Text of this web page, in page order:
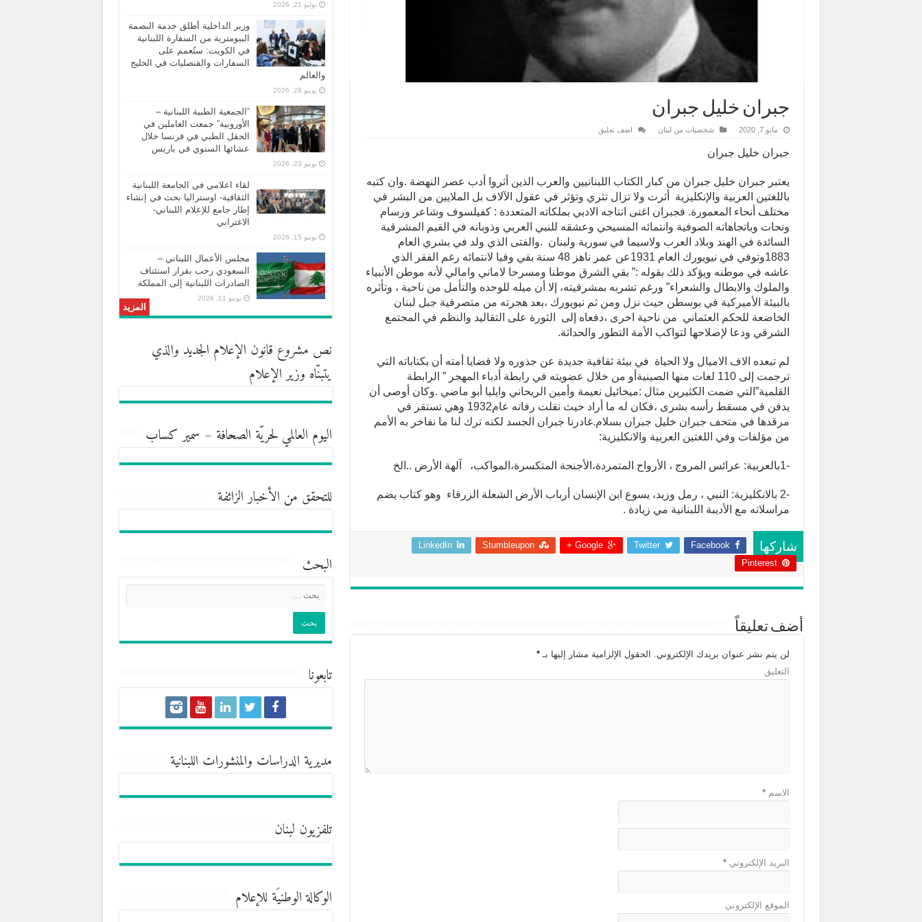
جبران خليل جبران
مايو 7, 2020 شخصيات من لبنان اضف تعليق
جبران خليل جبران
يعتبر جبران خليل جبران من كبار الكتاب اللبنانيين والعرب الذين أثروا أدب عصر النهضة .وان كتبه
باللغتين العربية والإنكليزية أثرت ولا تزال تثري وتؤثر في عقول الآلاف بل الملايين من البشر في
مختلف أنحاء المعمورة. فجبران اغنى انتاجه الادبي بملكاته المتعددة : كفيلسوف وشاعر ورسام
ونحات وباتجاهاته الصوفية وانتمائه المسيحي وعشقه للنبي العربي وذوبانه في القيم المشرقية
السائدة في الهند وبلاد العرب ولاسيما في سورية ولبنان .والفتى الذي ولد في بشري العام
1883وتوفي في نيويورك العام 1931عن عمر ناهز 48 سنة بقي وفيا لانتمائه رغم الفقر الذي
عاشه في موطنه ويؤكد ذلك بقوله :” بقي الشرق موطنا ومسرحا لاماني وامالي لأنه موطن الأنبياء
والملوك والابطال والشعراء” ورغم تشربه بمشرقيته، إلا أن ميله للوحده والتأمل من ناحية ، وتأثره
بالبيئة الأميركية في بوسطن حيث نزل ومن ثم نيويورك ،بعد هجرته من متصرفية جبل لبنان
الخاضعة للحكم العثماني من ناحية اخرى ،دفعاه إلى الثورة على التقاليد والنظم في المجتمع
الشرقي ودعا لإصلاحها لتواكب الأمة التطور والحداثة.
لم تبعده الاف الاميال ولا الحياة في بيئة ثقافية جديدة عن جذوره ولا قضايا أمته أن بكتاباته التي
ترجمت إلى 110 لغات منها الصينيةأو من خلال عضويته في رابطة أدباء المهجر ” الرابطة
القلمية”التي ضمت الكثيرين مثال :ميخائيل نعيمة وأمين الريحاني وايليا أبو ماضي .وكان أوصى أن
يدفن في مسقط رأسه بشرى ،فكان له ما أراد حيث نقلت رفاته عام1932 وهي تستقر في
مرقدها في متحف جبران خليل جبران بسلام.غادرنا جبران الجسد لكنه ترك لنا ما نفاخر به الأمم
من مؤلفات وفي اللغتين العربية والانكليزية:
-1بالعربية: عرائس المروج ، الأرواح المتمردة،الأجنحة المتكسرة،المواكب، آلهة الأرض ..الخ
-2 بالانكليزية: النبي ، رمل وزبد، يسوع ابن الإنسان أرباب الأرض الشعلة الزرقاء وهو كتاب يضم
مراسلاته مع الأديبة اللبنانية مي زيادة .
شاركها Facebook
Twitter
Google +
Stumbleupon
LinkedIn
Pinterest
أضف تعليقاً
لن يتم نشر عنوان بريدك الإلكتروني. الحقول الإلزامية مشار إليها بـ*
التعليق
الاسم*
البريد الإلكتروني*
الموقع الإلكتروني
المزيد
يوليو 21, 2026
وزير الداخلية أطلق خدمة البصمة
البيومترية من السفارة اللبنانية
في الكويت: ستُعمم على
السفارات والقنصليات في الخليج
والعالم
يونيو 28, 2026
“الجمعية الطبية اللبنانية –
الأوروبية” جمعت العاملين في
الحقل الطبي في فرنسا خلال
عشائها السنوي في باريس
يونيو 23, 2026
لقاء اعلامي في الجامعة اللبنانية
الثقافية- اوستراليا بحث في إنشاء
إطار جامع للإعلام اللبناني-
الاغترابي
يونيو 15, 2026
مجلس الأعمال اللبناني –
السعودي رحب بقرار استئناف
الصادرات اللبنانية إلى المملكة
يونيو 11, 2026
نص مشروع قانون الإعلام الجديد والذي
يتبنّاه وزير الإعلام
اليوم العالمي لحريّة الصحافة – سمير كساب
للتحقق من الأخبار الزائفة
البحث
تابعونا
مديرية الدراسات والمنشورات اللبنانية
تلفزيون لبنان
الوكالة الوطنيَة للإعلام